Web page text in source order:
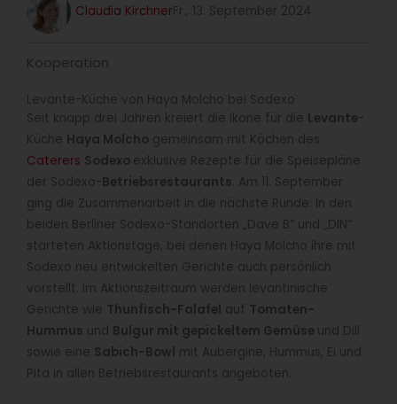
Claudia KirchnerFr., 13. September 2024
Kooperation
Levante-Küche von Haya Molcho bei Sodexo
Seit knapp drei Jahren kreiert die Ikone für die Levante-
Küche Haya Molcho gemeinsam mit Köchen des
Caterers Sodexo exklusive Rezepte für die Speisepläne
der Sodexo-Betriebsrestaurants . Am 11. September
ging die Zusammenarbeit in die nächste Runde: In den
beiden Berliner Sodexo-Standorten „Dave B“ und „DIN“
starteten Aktionstage, bei denen Haya Molcho ihre mit
Sodexo neu entwickelten Gerichte auch persönlich
vorstellt. Im Aktionszeitraum werden levantinische
Gerichte wie Thunfisch-Falafel auf Tomaten-
Hummus und Bulgur mit gepickeltem Gemüse und Dill
sowie eine Sabich-Bowl mit Aubergine, Hummus, Ei und
Pita in allen Betriebsrestaurants angeboten.